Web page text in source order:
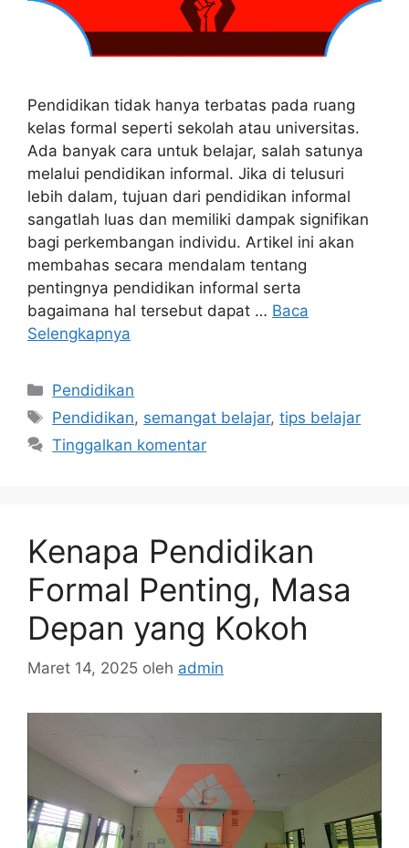
Pendidikan tidak hanya terbatas pada ruang
kelas formal seperti sekolah atau universitas.
Ada banyak cara untuk belajar, salah satunya
melalui pendidikan informal. Jika di telusuri
lebih dalam, tujuan dari pendidikan informal
sangatlah luas dan memiliki dampak signifikan
bagi perkembangan individu. Artikel ini akan
membahas secara mendalam tentang
pentingnya pendidikan informal serta
bagaimana hal tersebut dapat … Baca
Selengkapnya
Kategori
Pendidikan
Tag
Pendidikan, semangat belajar,tips belajar
Tinggalkan komentar
Kenapa Pendidikan
Formal Penting, Masa
Depan yang Kokoh
Maret 14, 2025 oleh admin